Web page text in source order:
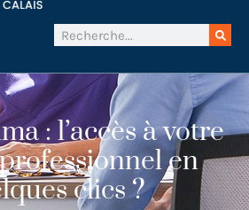
: l’accès à votre
en
clics ?